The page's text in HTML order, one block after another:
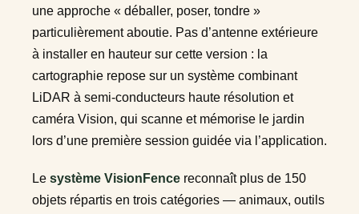
une approche « déballer, poser, tondre »
particulièrement aboutie. Pas d’antenne extérieure
à installer en hauteur sur cette version : la
cartographie repose sur un système combinant
LiDAR à semi-conducteurs haute résolution et
caméra Vision, qui scanne et mémorise le jardin
lors d’une première session guidée via l’application.
Le système VisionFence reconnaît plus de 150
objets répartis en trois catégories — animaux, outils